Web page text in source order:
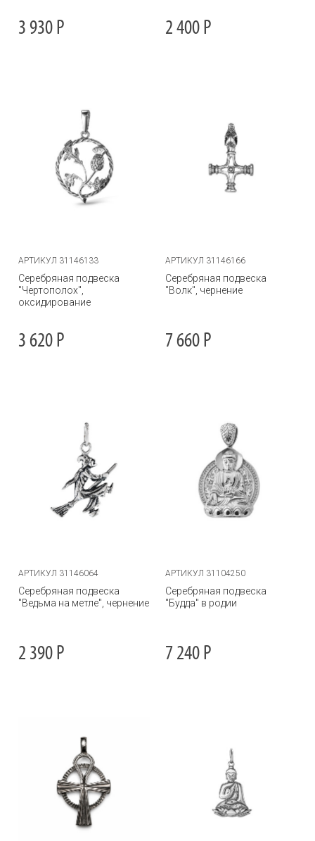
3 930 Р 2 400 Р
АРТИКУЛ 31146133
Серебряная подвеска
"Чертополох",
оксидирование
3 620 Р
АРТИКУЛ 31146166
Серебряная подвеска
"Волк", чернение
7 660 Р
АРТИКУЛ 31146064
Серебряная подвеска
"Ведьма на метле", чернение
2 390 Р
АРТИКУЛ 31104250
Серебряная подвеска
"Будда" в родии
7 240 Р